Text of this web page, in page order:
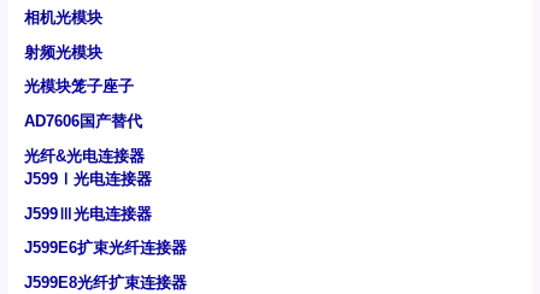
相机光模块
射频光模块
光模块笼子座子
AD7606国产替代
光纤&光电连接器
J599Ⅰ光电连接器
J599Ⅲ光电连接器
J599E6扩束光纤连接器
J599E8光纤扩束连接器